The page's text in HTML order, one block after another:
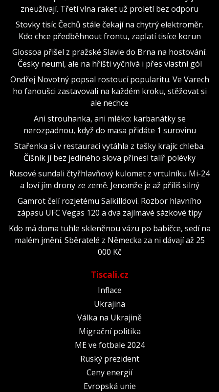
zneužívají. Třetí vlna raket už proletí bez odporu
Stovky tisíc Čechů stále čekají na chytrý elektroměr.
Kdo chce předběhnout frontu, zaplatí tisíce korun
Glossoa přišel z pražské Slavie do Brna na hostování.
Česky neumí, ale na hřišti vyčnívá i přes vlastní gól
Ondřej Novotný popsal rostoucí popularitu. Ve Varech
ho fanoušci zastavovali na každém kroku, stěžovat si
ale nechce
Ani strouhanka, ani mléko: karbanátky se
nerozpadnou, když do masa přidáte 1 surovinu
Stařenka si v restauraci vytáhla z tašky krajíc chleba.
Číšník jí bez jediného slova přinesl talíř polévky
Rusové sundali čtyřhlavňový kulomet z vrtulníku Mi-24
a loví jím drony ze země. Jenomže je až příliš silný
Gamrot čelí rozjetému Salkilldovi. Rozbor hlavního
zápasu UFC Vegas 120 a dva zajímavé sázkové tipy
Kdo má doma tuhle skleněnou vázu po babičce, sedí na
malém jmění. Sběratelé z Německa za ni dávají až 25
000 Kč
Tiscali.cz
Inflace
Ukrajina
Válka na Ukrajině
Migrační politika
ME ve fotbale 2024
Ruský prezident
Ceny energií
Evropská unie